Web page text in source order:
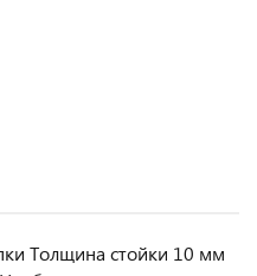
Толщина стойки 10 мм